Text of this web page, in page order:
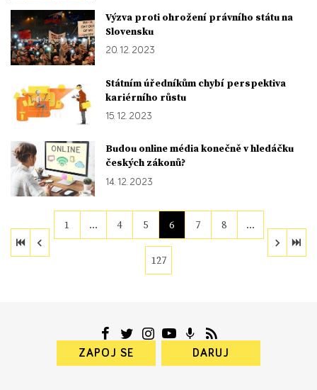
Výzva proti ohrožení právního státu na
Slovensku
20. 12. 2023
Státním úředníkům chybí perspektiva
kariérního růstu
15. 12. 2023
Budou online média konečně v hledáčku
českých zákonů?
14. 12. 2023
1 … 4 5 6 7 8 …
127
ZAPOJ SE DARUJ